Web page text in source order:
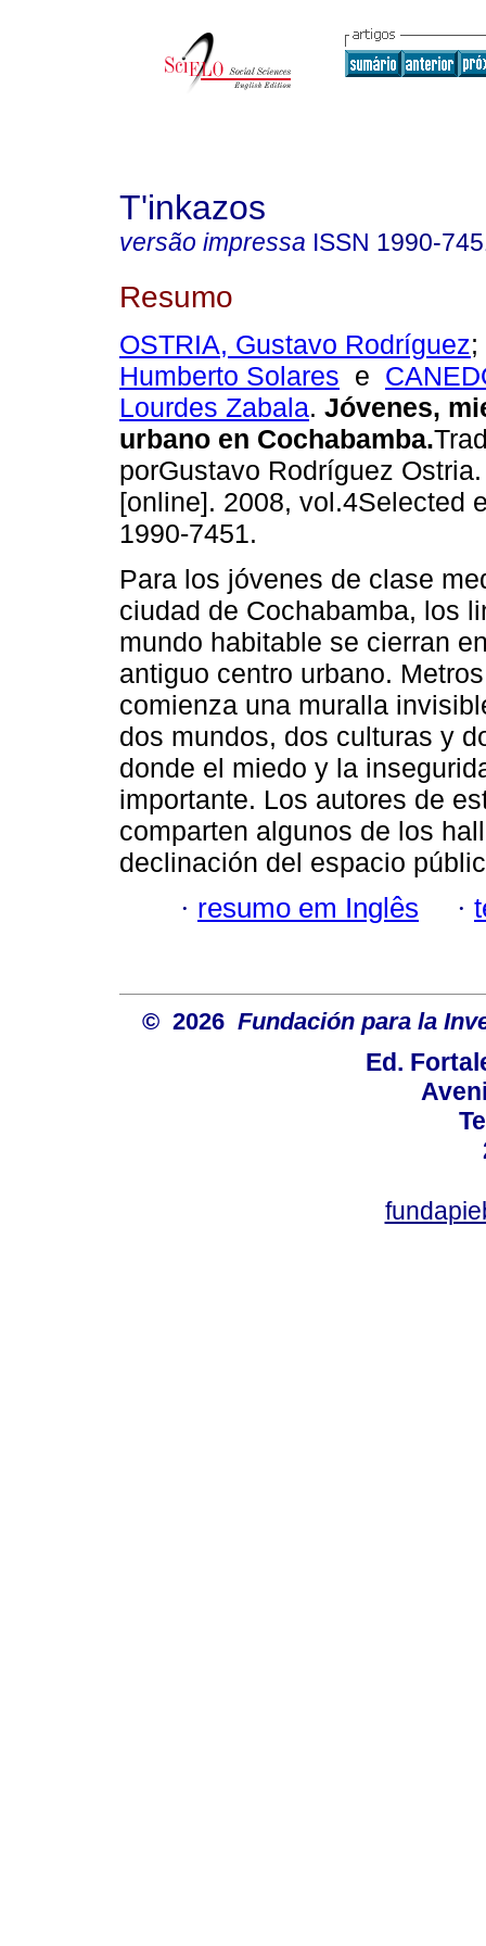
T'inkazos
versão impressa ISSN 1990-
Resumo
OSTRIA, Gustavo Rodríguez;
Humberto Solares e
Lourdes Zabala. Jóvenes,
urbano en Cochabamba.
porGustavo Rodríguez
[online]. 2008, vol.4Selected
1990-7451.
Para los jóvenes de clase
ciudad de Cochabamba, los
mundo habitable se cierran
antiguo centro urbano.
comienza una muralla
dos mundos, dos culturas y
donde el miedo y la
importante. Los autores de
comparten algunos de los
declinación del espacio
· resumo em Inglês ·
© 2026 Fundación para la
Ed.